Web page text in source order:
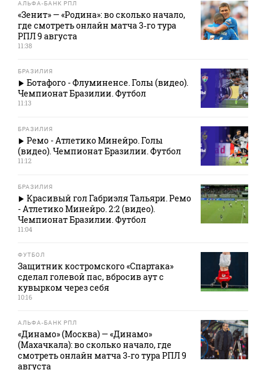
АЛЬФА-БАНК РПЛ
«Зенит» — «Родина»: во сколько начало,
где смотреть онлайн матча 3‑го тура
РПЛ 9 августа
11:38
БРАЗИЛИЯ
Ботафого - Флуминенсе. Голы (видео).
Чемпионат Бразилии. Футбол
11:13
БРАЗИЛИЯ
Ремо - Атлетико Минейро. Голы
(видео). Чемпионат Бразилии. Футбол
11:12
БРАЗИЛИЯ
Красивый гол Габриэля Тальяри. Ремо
- Атлетико Минейро. 2:2 (видео).
Чемпионат Бразилии. Футбол
11:04
ФУТБОЛ
Защитник костромского «Спартака»
сделал голевой пас, вбросив аут с
кувырком через себя
10:16
АЛЬФА-БАНК РПЛ
«Динамо» (Москва) — «Динамо»
(Махачкала): во сколько начало, где
смотреть онлайн матча 3‑го тура РПЛ 9
августа